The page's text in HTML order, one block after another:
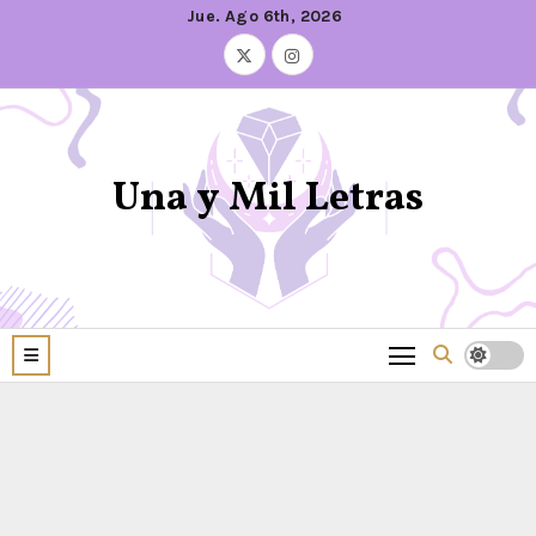
Jue. Ago 6th, 2026
Una y Mil Letras